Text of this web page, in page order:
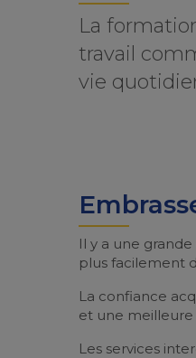
La
travail
vie
Il y a une
plus facilement
La confiance
et une meilleure
Les services